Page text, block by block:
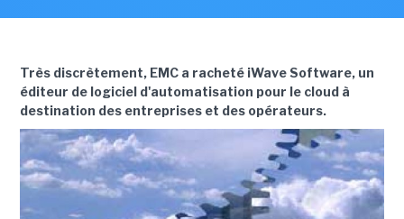
Très discrètement, EMC a racheté iWave Software, un
éditeur de logiciel d'automatisation pour le cloud à
destination des entreprises et des opérateurs.